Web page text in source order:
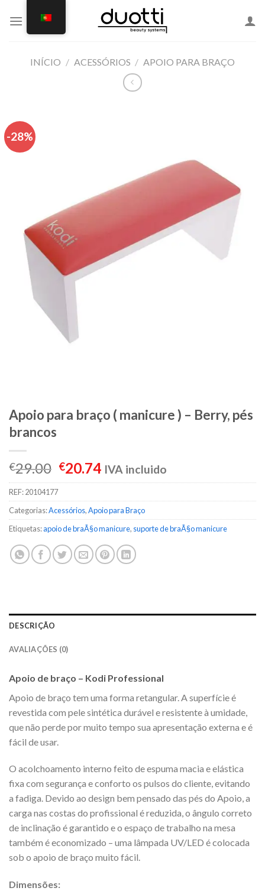
content
INÍCIO / ACESSÓRIOS / APOIO PARA BRAÇO
-28%
Apoio para braço ( manicure ) – Berry, pés
brancos
€29.00 €20.74 IVA incluido
REF:20104177
Categorias:Acessórios,Apoio para Braço
Etiquetas:apoio de braÃ§o manicure, suporte de braÃ§o manicure
DESCRIÇÃO
AVALIAÇÕES (0)
Apoio de braço – Kodi Professional
Apoio de braço tem uma forma retangular. A superfície é
revestida com pele sintética durável e resistente à umidade,
que não perde por muito tempo sua apresentação externa e é
fácil de usar.
O acolchoamento interno feito de espuma macia e elástica
fixa com segurança e conforto os pulsos do cliente, evitando
a fadiga. Devido ao design bem pensado das pés do Apoio, a
carga nas costas do profissional é reduzida, o ângulo correto
de inclinação é garantido e o espaço de trabalho na mesa
também é economizado – uma lâmpada UV/LED é colocada
sob o apoio de braço muito fácil.
Dimensões: